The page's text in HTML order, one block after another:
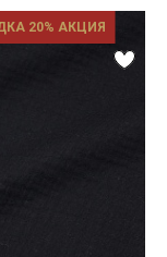
20% АКЦИЯ